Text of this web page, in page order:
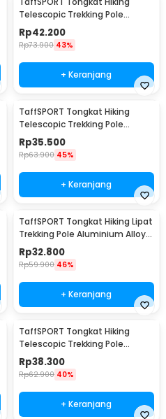
Telescopic Trekking Pole
Aluminium 135cm - 7075
Rp42.200
Rp73.900 43%
+ Keranjang
TaffSPORT Tongkat Hiking
Telescopic Trekking Pole
Aluminium 110cm - E4103
Rp35.500
Rp63.900 45%
+ Keranjang
TaffSPORT Tongkat Hiking Lipat
Trekking Pole Aluminium Alloy
95.5cm - Z4
Rp32.800
Rp59.900 46%
+ Keranjang
TaffSPORT Tongkat Hiking
Telescopic Trekking Pole
Aluminium 135cm - X-11
Rp38.300
Rp62.900 40%
+ Keranjang